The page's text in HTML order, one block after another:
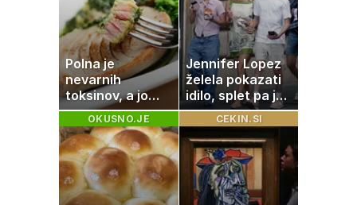
Polna je
nevarnih
toksinov, a jo
imamo vsi radi:
to je najbolj
nezdrava riba, ki
jo mnogi redno
uživajo
Jennifer Lopez
želela pokazati
idilo, splet pa je
razburila ena
stvar
OKUSNO.JE CEKIN.SI